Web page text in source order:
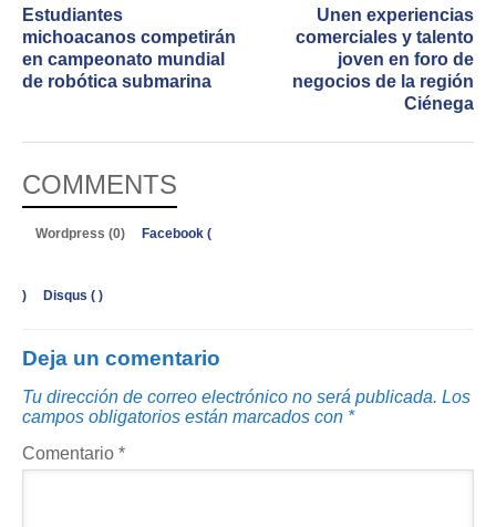
Estudiantes
michoacanos competirán
en campeonato mundial
de robótica submarina
Unen experiencias
comerciales y talento
joven en foro de
negocios de la región
Ciénega
COMMENTS
Wordpress (0) Facebook (
) Disqus ( )
Deja un comentario
Tu dirección de correo electrónico no será publicada. Los
campos obligatorios están marcados con *
Comentario *